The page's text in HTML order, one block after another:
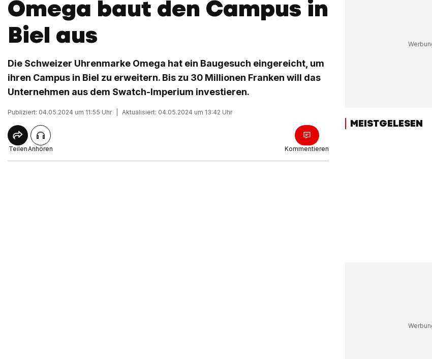
Omega baut den Campus in
Biel aus
Die Schweizer Uhrenmarke Omega hat ein Baugesuch eingereicht, um
ihren Campus in Biel zu erweitern. Bis zu 30 Millionen Franken will das
Unternehmen aus dem Swatch-Imperium investieren.
Publiziert: 04.05.2024 um 11:55 Uhr Aktualisiert: 04.05.2024 um 13:42 Uhr
TeilenAnhören Kommentieren
MEISTGELESEN